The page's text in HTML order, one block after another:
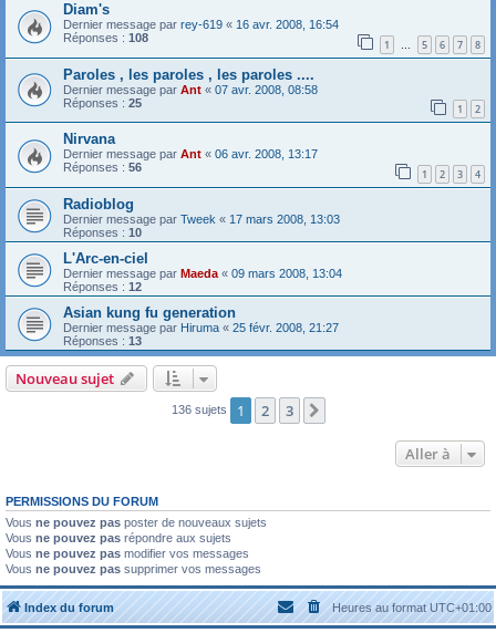
Diam's
Dernier message par rey-619 « 16 avr. 2008, 16:54
Réponses : 108 1 … 5 6 7 8
Paroles , les paroles , les paroles ....
Dernier message par Ant « 07 avr. 2008, 08:58
Réponses : 25 1 2
Nirvana
Dernier message par Ant « 06 avr. 2008, 13:17
Réponses : 56 1 2 3 4
Radioblog
Dernier message par Tweek « 17 mars 2008, 13:03
Réponses : 10
L'Arc-en-ciel
Dernier message par Maeda « 09 mars 2008, 13:04
Réponses : 12
Asian kung fu generation
Dernier message par Hiruma « 25 févr. 2008, 21:27
Réponses : 13
Nouveau sujet
136 sujets 1 2 3
Aller à
PERMISSIONS DU FORUM
Vous ne pouvez pas poster de nouveaux sujets
Vous ne pouvez pas répondre aux sujets
Vous ne pouvez pas modifier vos messages
Vous ne pouvez pas supprimer vos messages
Index du forum Heures au formatUTC+01:00